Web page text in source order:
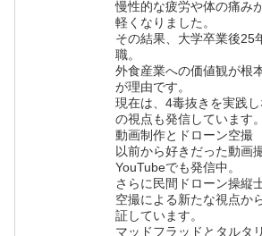
慢性的な疲労や体の痛み
軽くなりました。
その結果、大学卒業後25
職。
外食産業への価値観が根
が理由です。
現在は、4毒抜きを実践し
の視点も発信しています。
動画制作とドローン空撮
以前から好きだった動画
YouTubeでも発信中。
さらに民間ドローン操縦
空撮による新たな視点か
証しています。
マッドフラッドとタルタ